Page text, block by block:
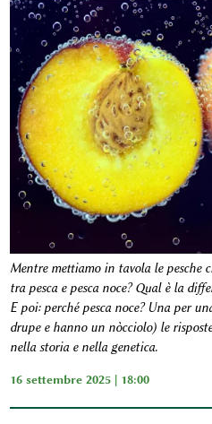
Mentre mettiamo in tavola le pesche
tra pesca e pesca noce? Qual è la
E poi: perché pesca noce? Una per
drupe e hanno un nòcciolo) le
nella storia e nella genetica.
16 settembre 2025 | 18:00